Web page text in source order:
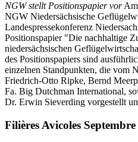
NGW stellt Positionspapier vorAm
NGW Niedersächsische
Landespressekonferenz
Positionspapier "Die nachhaltige
niedersächsischen
des Positionspapiers sind
einzelnen Standpunkten, die vom
Friedrich-Otto Ripke, Bernd
Fa. Big Dutchman International,
Dr. Erwin Sieverding vorgestellt
Filières Avicoles